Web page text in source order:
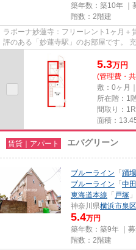
築年数：築10年 ｜
階数：2階建
ラボーナ妙蓮寺：フリーレント1ヶ月＋
評のある「妙蓮寺駅」のお部屋です。
5.3万円
(管理費・
敷：0ヶ月
所在階：1
間取り：1R
面積：
賃貸｜アパート エバグリーン
ブルーライン 「 踊場
ブルーライン 「 中田
東海道本線 「 戸塚
神奈川県横浜市泉区
5.4万円
築年数：築9年 ｜募
階数：2階建